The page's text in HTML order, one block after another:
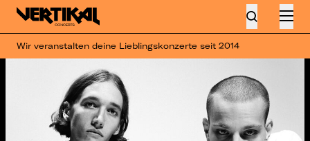
Wir veranstalten deine Lieblingskonzerte seit 2014